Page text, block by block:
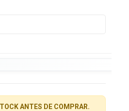
ANTES DE COMPRAR.